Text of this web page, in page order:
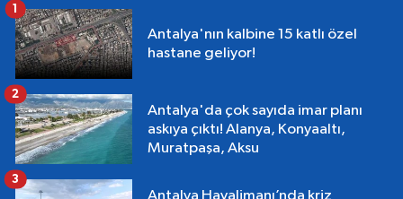
Antalya'nın kalbine 15 katlı özel
hastane geliyor!
1
Antalya'da çok sayıda imar planı
askıya çıktı! Alanya, Konyaaltı,
Muratpaşa, Aksu
2
Antalya Havalimanı’nda kriz
3